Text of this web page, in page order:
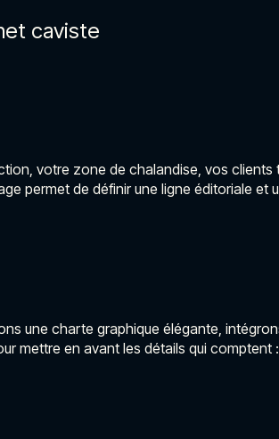
caviste
votre zone de chalandise, vos
permet de définir une ligne éditoriale
une charte graphique élégante,
mettre en avant les détails qui comptent